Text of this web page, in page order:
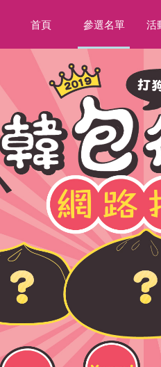
首頁 參選名單 活